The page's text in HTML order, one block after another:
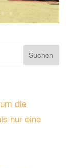
die
nur eine